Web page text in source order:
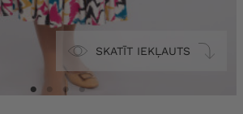
SKATĪT IEKĻAUTS